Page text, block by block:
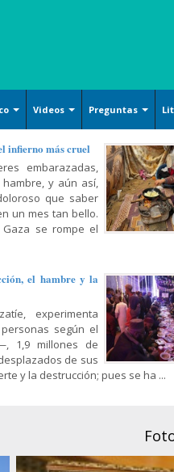
Arquitecture
Handicrafts
Islamic Calligraphy
Persian Miniature
Armamentos y
decorados
Pintura
Cerámicas islámicas
Videos Preguntas
infierno más cruel
embarazadas,
y aún así,
que saber
un mes tan bello.
se rompe el
el hambre y la
experimenta
según el
1,9 millones de
de sus
y la destrucción; pues se ha ...